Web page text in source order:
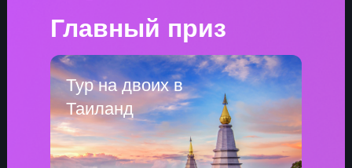
Главный приз
Тур на двоихв
Таиланд